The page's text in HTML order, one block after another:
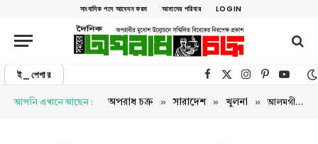
সাংবাদিক পদে আবেদন ফরম আমাদের পরিবার LOGIN
ই_পেপার Facebook
X (Twitter)Instagram
Pinterest
আপনি এখানে আছেন : অপরাধ চক্র » সারাদেশ » খুলনা » আলমগীর হোসেনকে সভাপতি করে কেশবপুর বগা শাহ্ কারারিয়া আলিম মাদ্রাসার এডহক কমিটি গঠন